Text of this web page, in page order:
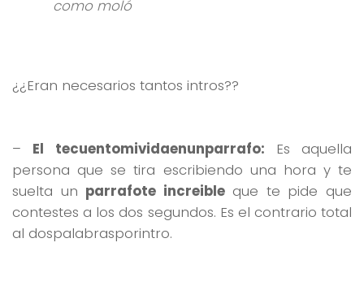
como moló
¿¿Eran necesarios tantos intros??
– El tecuentomividaenunparrafo: Es aquella
persona que se tira escribiendo una hora y te
suelta un parrafote increibleque te pide que
contestes a los dos segundos. Es el contrario total
al dospalabrasporintro.